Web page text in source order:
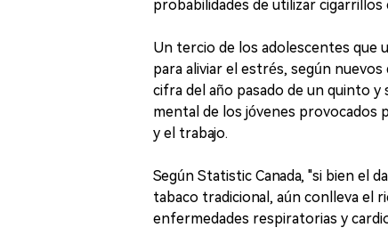
probabilidades de utilizar cigarrillos
Un tercio de los adolescentes que
para aliviar el estrés, según
cifra del año pasado de un quinto y
mental de los jóvenes provocados
y el trabajo.
Según Statistic Canada, "si bien el
tabaco tradicional, aún conlleva el
enfermedades respiratorias y